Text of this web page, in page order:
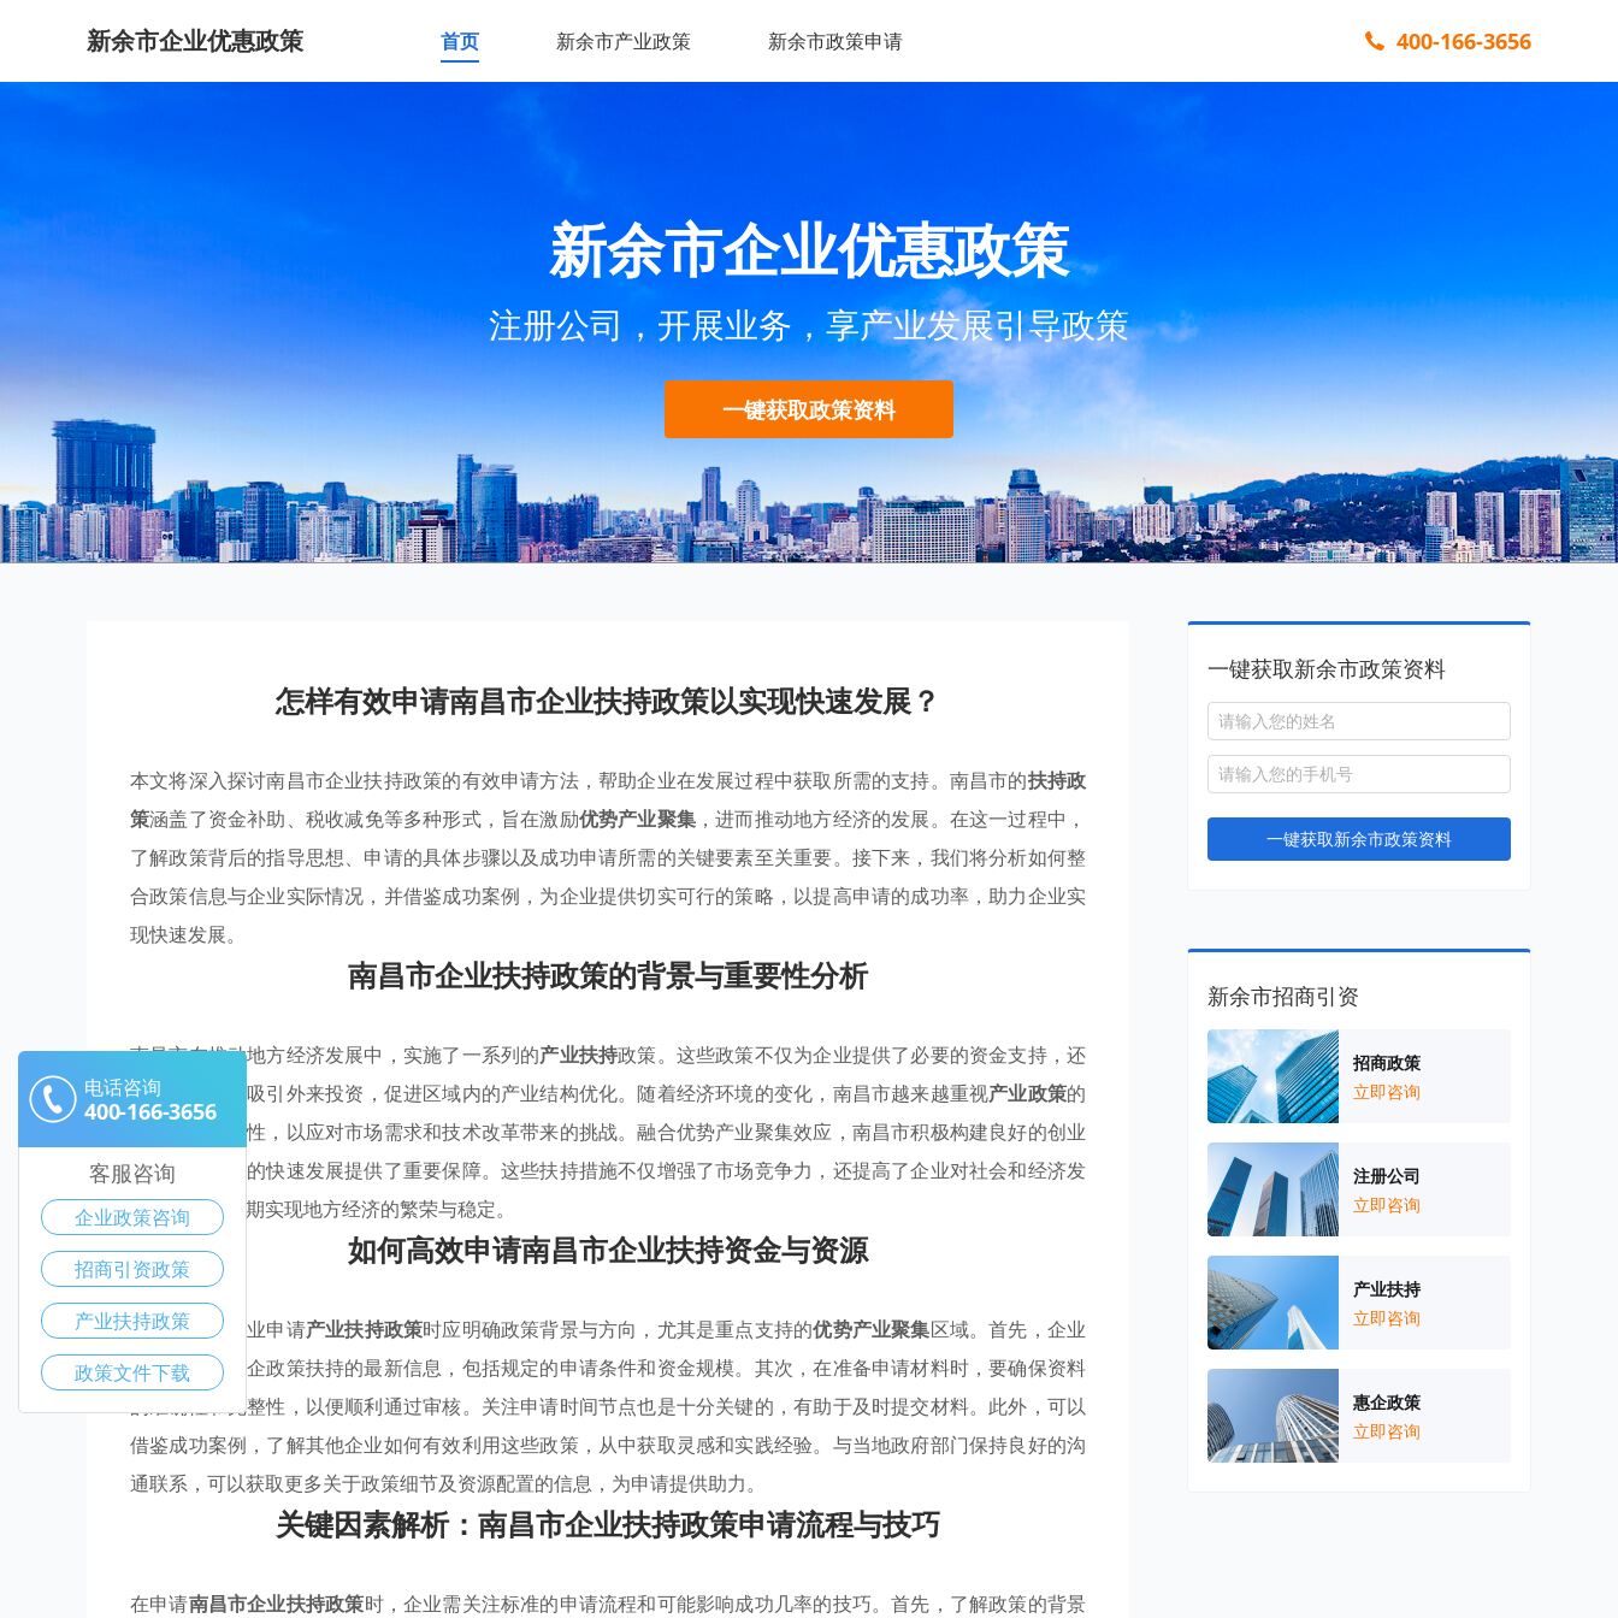
新余市企业优惠政策 首页 新余市产业政策 新余市政策申请 400-166-3656
新余市企业优惠政策
注册公司，开展业务，享产业发展引导政策
一键获取政策资料
怎样有效申请南昌市企业扶持政策以实现快速发展？
本文将深入探讨南昌市企业扶持政策的有效申请方法，帮助企业在发展过程中获取所需的支持。南昌市的扶持政
策涵盖了资金补助、税收减免等多种形式，旨在激励优势产业聚集 ，进而推动地方经济的发展。在这一过程中，
了解政策背后的指导思想、申请的具体步骤以及成功申请所需的关键要素至关重要。接下来，我们将分析如何整
合政策信息与企业实际情况，并借鉴成功案例，为企业提供切实可行的策略，以提高申请的成功率，助力企业实
现快速发展。
南昌市企业扶持政策的背景与重要性分析
南昌市在推动地方经济发展中，实施了一系列的产业扶持政策。这些政策不仅为企业提供了必要的资金支持，还
通过
优惠政策吸引外来投资，促进区域内的产业结构优化。随着经济环境的变化，南昌市越来越重视产业政策的
灵活性与适应性，以应对市场需求和技术改革带来的挑战。融合优势产业聚集效应，南昌市积极构建良好的创业
生态，为企业的快速发展提供了重要保障。这些扶持措施不仅增强了市场竞争力，还提高了企业对社会和经济发
展的贡献，以期实现地方经济的繁荣与稳定。
如何高效申请南昌市企业扶持资金与资源
在南昌市，企业申请产业扶持政策时应明确政策背景与方向，尤其是重点支持的优势产业聚集区域。首先，企业
需了解相关惠企政策扶持的最新信息，包括规定的申请条件和资金规模。其次，在准备申请材料时，要确保资料
的准确性和完整性，以便顺利通过审核。关注申请时间节点也是十分关键的，有助于及时提交材料。此外，可以
借鉴成功案例，了解其他企业如何有效利用这些政策，从中获取灵感和实践经验。与当地政府部门保持良好的沟
通联系，可以获取更多关于政策细节及资源配置的信息，为申请提供助力。
关键因素解析：南昌市企业扶持政策申请流程与技巧
在申请南昌市企业扶持政策时，企业需关注标准的申请流程和可能影响成功几率的技巧。首先，了解政策的背景
一键获取新余市政策资料
一键获取新余市政策资料
新余市招商引资
招商政策
立即咨询
注册公司
立即咨询
产业扶持
立即咨询
惠企政策
立即咨询
电话咨询
400-166-3656
客服咨询
企业政策咨询
招商引资政策
产业扶持政策
政策文件下载